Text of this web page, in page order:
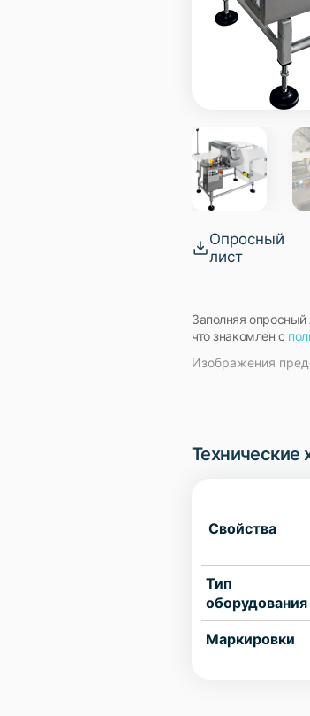
Опросный
лист
Заполняя
что знакомлен с
Изображения
Технические
Свойства
Тип
оборудования
Маркировки